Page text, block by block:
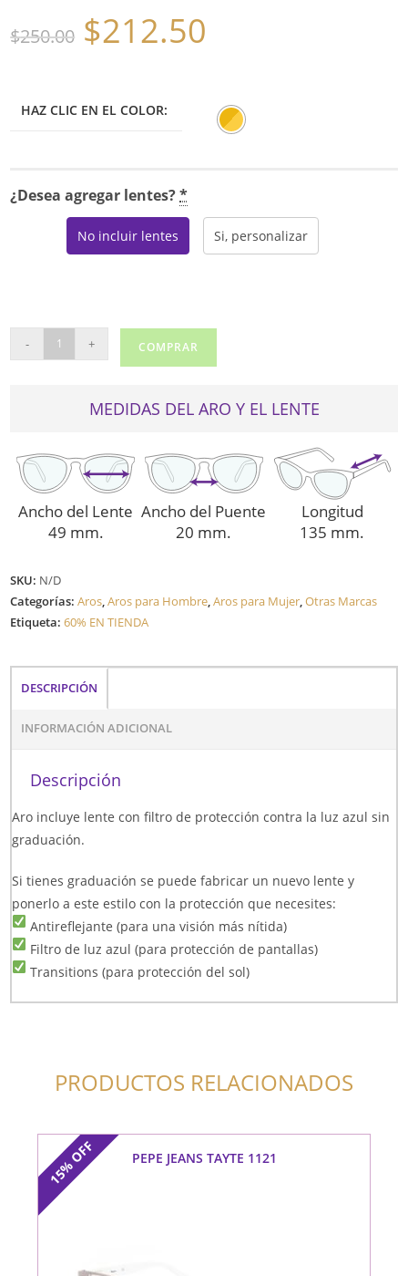
$250.00
El
precio
original
$212.50
HAZ CLIC EN EL COLOR:
¿Desea agregar lentes?*
No incluir lentes Si, personalizar
AT701
- + COMPRAR
MEDIDAS DEL ARO Y EL LENTE
Ancho del Lente
49 mm.
Ancho del Puente
20 mm.
Longitud
135 mm.
SKU: N/D
Categorías:Aros,Aros para Hombre,Aros para Mujer,Otras Marcas
Etiqueta:60% EN TIENDA
DESCRIPCIÓN
INFORMACIÓN ADICIONAL
Descripción
Aro incluye lente con filtro de protección contra la luz azul sin
graduación.
Si tienes graduación se puede fabricar un nuevo lente y
ponerlo a este estilo con la protección que necesites:
Antireflejante (para una visión más nítida)
Filtro de luz azul (para protección de pantallas)
Transitions (para protección del sol)
PRODUCTOS RELACIONADOS
15%
OFF PEPE JEANS TAYTE 1121